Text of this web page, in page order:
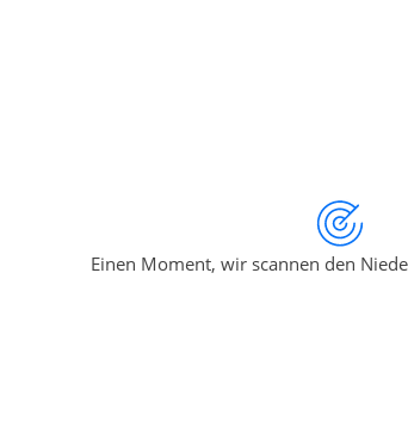
Einen Moment, wir scannen den